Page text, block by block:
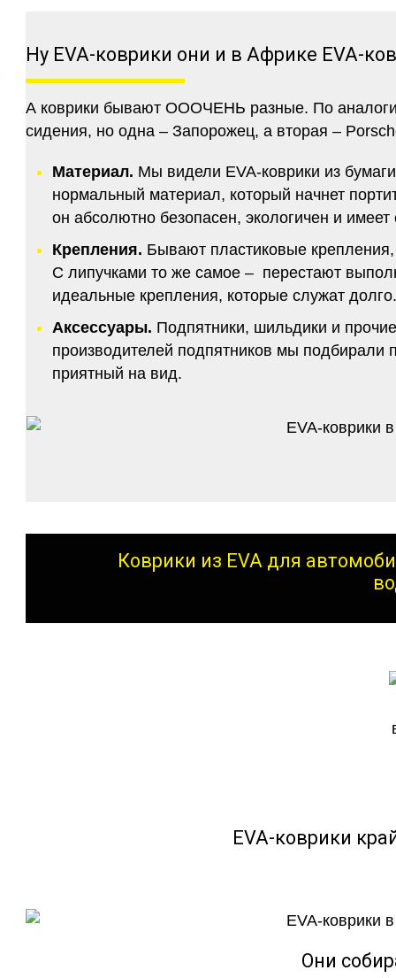
Ну EVA-коврики они и в Африке EVA-
А коврики бывают ОООЧЕНЬ разные. По
сидения, но одна – Запорожец, а вторая –
Материал. Мы видели EVA-коврики из
нормальный материал, который начнет
он абсолютно безопасен, экологичен и
Крепления. Бывают пластиковые
С липучками то же самое – перестают
идеальные крепления, которые служат
Аксессуары. Подпятники, шильдики и
производителей подпятников мы подбирали
приятный на вид.
Коврики из EVA для
EVA-коврики
Они